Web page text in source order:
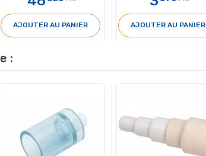
AJOUTER AU PANIER AJOUTER AU PANIER
: